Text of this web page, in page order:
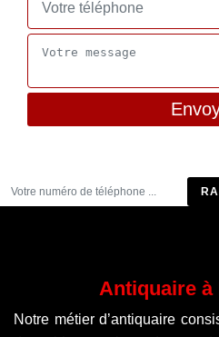
Antiquaire à
Notre métier d’antiquaire